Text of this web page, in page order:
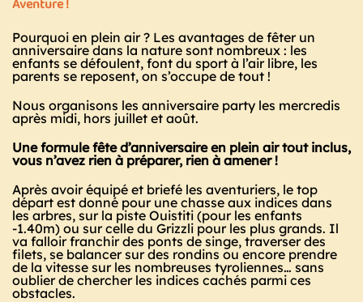
Aventure !
Pourquoi en plein air ? Les avantages de fêter un
anniversaire dans la nature sont nombreux : les
enfants se défoulent, font du sport à l’air libre, les
parents se reposent, on s’occupe de tout !
Nous organisons les anniversaire party les mercredis
après midi, hors juillet et août.
Une formule fête d’anniversaire en plein air tout inclus,
vous n’avez rien à préparer, rien à amener !
Après avoir équipé et briefé les aventuriers, le top
départ est donné pour une chasse aux indices dans
les arbres, sur la piste Ouistiti (pour les enfants
-1.40m) ou sur celle du Grizzli pour les plus grands. Il
va falloir franchir des ponts de singe, traverser des
filets, se balancer sur des rondins ou encore prendre
de la vitesse sur les nombreuses tyroliennes… sans
oublier de chercher les indices cachés parmi ces
obstacles.